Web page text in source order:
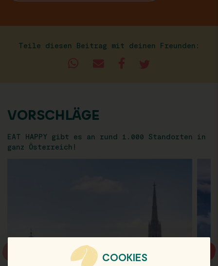
Teile diesen Beitrag mit deinen Freunden:
VORSCHLÄGE
EAT HAPPY gibt es an rund 1.000 Standorten in
ganz Österreich!
COOKIES